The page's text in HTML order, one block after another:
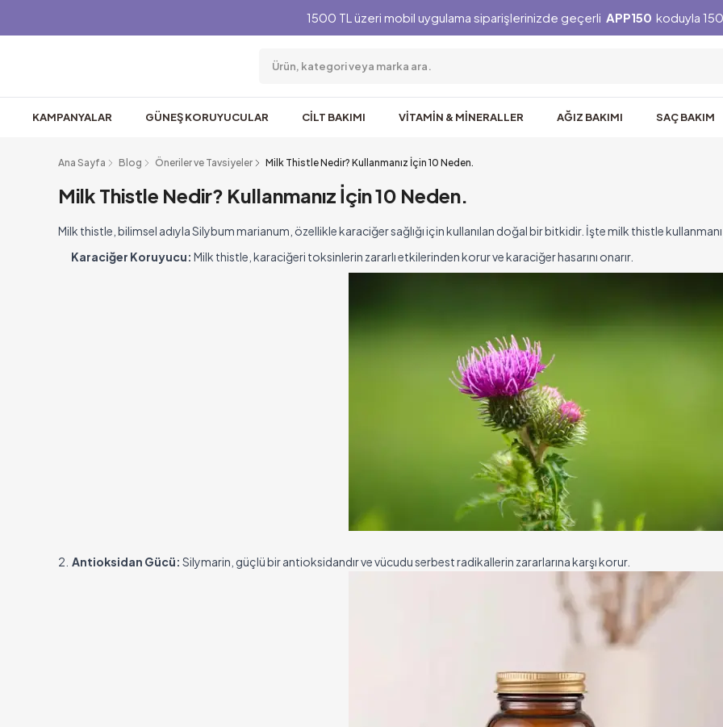
1500 TL üzeri mobil uygulama siparişlerinizde geçerli APP150 koduyla
KAMPANYALAR GÜNEŞ KORUYUCULAR CİLT BAKIMI VİTAMİN & MİNERALLER AĞIZ BAKIMI SAÇ BAKIM
Ana Sayfa Blog Öneriler ve Tavsiyeler Milk Thistle Nedir? Kullanmanız İçin 10 Neden.
Milk Thistle Nedir? Kullanmanız İçin 10 Neden.
Milk thistle, bilimsel adıyla Silybum marianum, özellikle karaciğer sağlığı için kullanılan doğal bir bitkidir. İşte milk thistle
Karaciğer Koruyucu: Milk thistle, karaciğeri toksinlerin zararlı etkilerinden korur ve karaciğer hasarını onarır.
2. Antioksidan Gücü: Silymarin, güçlü bir antioksidandır ve vücudu serbest radikallerin zararlarına karşı korur.